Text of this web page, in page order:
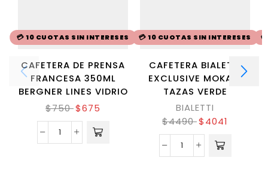
💳 10 CUOTAS SIN INTERESES
CAFETERA DE PRENSA
FRANCESA 350ML
BERGNER LINES VIDRIO
$750 $675
💳 10 CUOTAS SIN INTERESES
CAFETERA BIALETTI
EXCLUSIVE MOKA 6
TAZAS VERDE
BIALETTI
$4490 $4041